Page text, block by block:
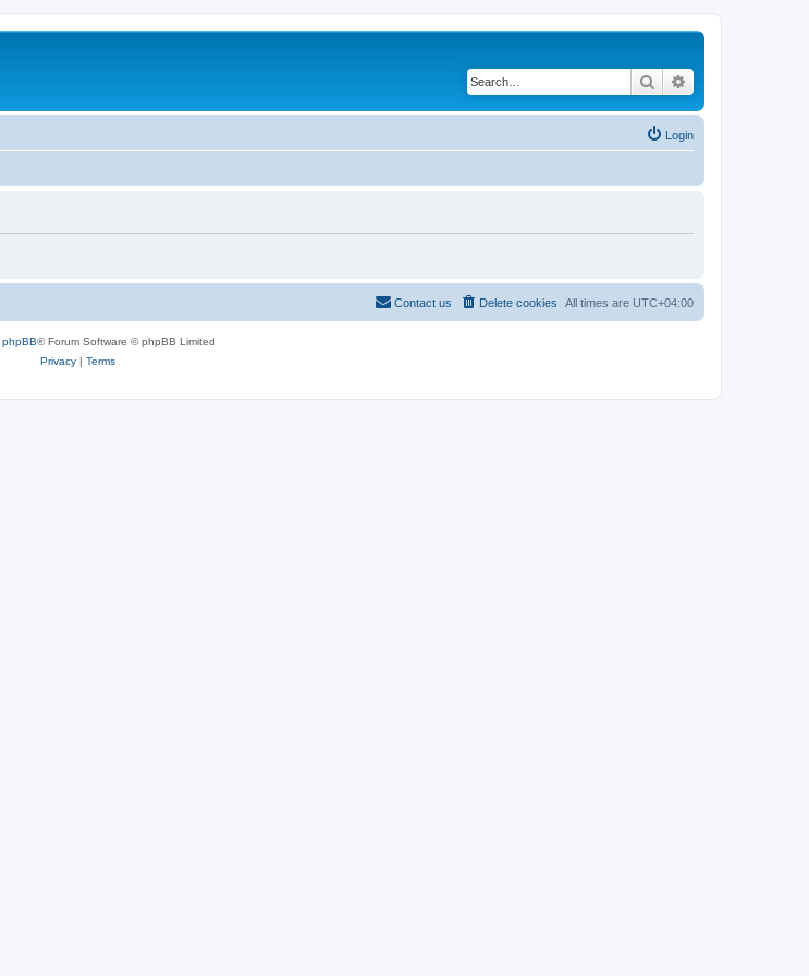
Search
Login
All times are UTC+04:00
Delete cookies
Contact us
phpBB® Forum Software © phpBB Limited
Privacy| Terms